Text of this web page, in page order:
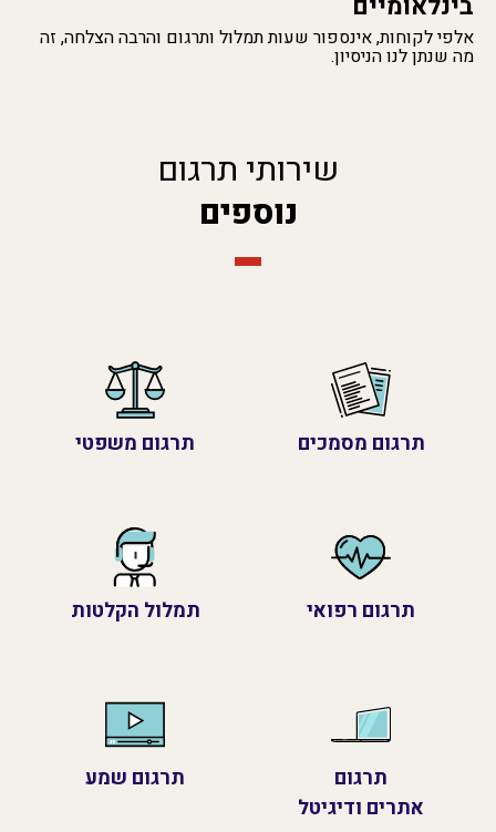
בינלאומיים
אלפי לקוחות, אינספור שעות תמלול ותרגום והרבה הצלחה, זה
מה שנתן לנו הניסיון.
שירותי תרגום
נוספים
תרגום מסמכים תרגום משפטי
תרגום רפואי תמלול הקלטות
תרגום
אתרים ודיגיטל
תרגום שמע